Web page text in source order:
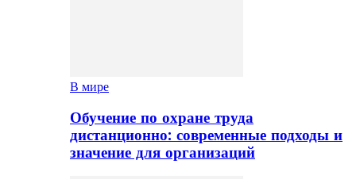
В мире
Обучение по охране труда
дистанционно: современные подходы и
значение для организаций